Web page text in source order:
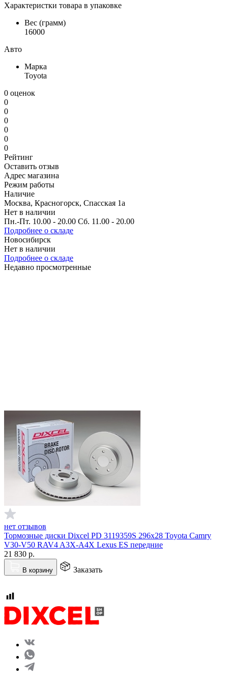
Характеристки товара в упаковке
Вес (грамм)
16000
Авто
Марка
Toyota
0 оценок
0
0
0
0
0
0
Рейтинг
Оставить отзыв
Адрес магазина
Режим работы
Наличие
Москва, Красногорск, Спасская 1а
Нет в наличии
Пн.-Пт. 10.00 - 20.00 Сб. 11.00 - 20.00
Подробнее о складе
Новосибирск
Нет в наличии
Подробнее о складе
Недавно просмотренные
нет отзывов
Тормозные диски Dixcel PD 3119359S 296x28 Toyota Camry
V30-V50 RAV4 A3X-A4X Lexus ES передние
21 830 р.
В корзину Заказать